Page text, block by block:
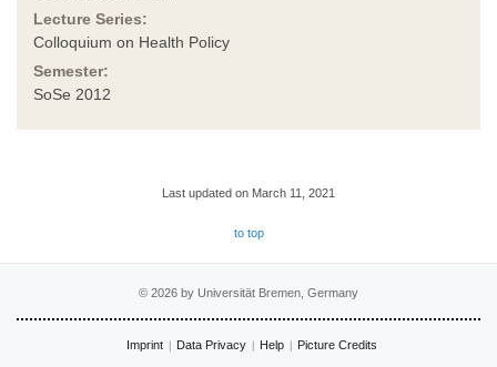
Lecture Series:
Colloquium on Health Policy
Semester:
SoSe 2012
Last updated on March 11, 2021
to top
© 2026 by Universität Bremen, Germany
Imprint Data Privacy Help Picture Credits